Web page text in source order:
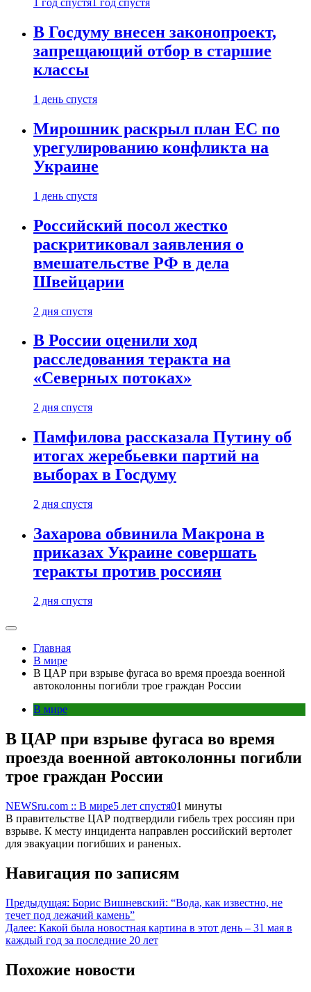
1 год спустя 1 год спустя
В Госдуму внесен законопроект,
запрещающий отбор в старшие
классы
1 день спустя
Мирошник раскрыл план ЕС по
урегулированию конфликта на
Украине
1 день спустя
Российский посол жестко
раскритиковал заявления о
вмешательстве РФ в дела
Швейцарии
2 дня спустя
В России оценили ход
расследования теракта на
«Северных потоках»
2 дня спустя
Памфилова рассказала Путину об
итогах жеребьевки партий на
выборах в Госдуму
2 дня спустя
Захарова обвинила Макрона в
приказах Украине совершать
теракты против россиян
2 дня спустя
Главная
В мире
В ЦАР при взрыве фугаса во время проезда военной
автоколонны погибли трое граждан России
В мире
В ЦАР при взрыве фугаса во время
проезда военной автоколонны погибли
трое граждан России
NEWSru.com :: В мире5 лет спустя01 минуты
В правительстве ЦАР подтвердили гибель трех россиян при
взрыве. К месту инцидента направлен российский вертолет
для эвакуации погибших и раненых.
Навигация по записям
Предыдущая: Борис Вишневский: “Вода, как известно, не
течет под лежачий камень”
Далее: Какой была новостная картина в этот день – 31 мая в
каждый год за последние 20 лет
Похожие новости